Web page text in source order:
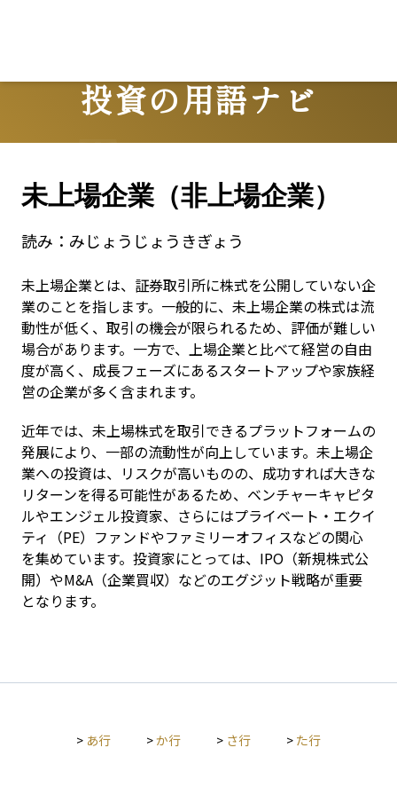
投資の用語ナビ
Terms
未上場企業（非上場企業）
読み： みじょうじょうきぎょう
未上場企業とは、証券取引所に株式を公開していない企
業のことを指します。一般的に、未上場企業の株式は流
動性が低く、取引の機会が限られるため、評価が難しい
場合があります。一方で、上場企業と比べて経営の自由
度が高く、成長フェーズにあるスタートアップや家族経
営の企業が多く含まれます。
近年では、未上場株式を取引できるプラットフォームの
発展により、一部の流動性が向上しています。未上場企
業への投資は、リスクが高いものの、成功すれば大きな
リターンを得る可能性があるため、ベンチャーキャピタ
ルやエンジェル投資家、さらにはプライベート・エクイ
ティ（PE）ファンドやファミリーオフィスなどの関心
を集めています。投資家にとっては、IPO（新規株式公
開）やM&A（企業買収）などのエグジット戦略が重要
となります。
> あ行 >か行 > さ行 > た行